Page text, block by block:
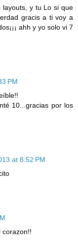
layouts, y tu Lo si que
gracis a ti voy a
ahh y yo solo vi 7
PM
10...gracias por los
at 8:52 PM
corazon!!